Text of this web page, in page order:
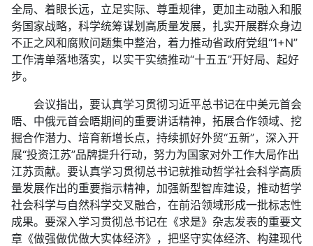
全局、着眼长远，立足实际、尊重规律，更加主动融入和服
务国家战略，科学统筹谋划高质量发展，扎实开展群众身边
不正之风和腐败问题集中整治，着力推动省政府党组“1+N”
工作清单落地落实，以实干实绩推动“十五五”开好局、起好
步。
会议指出，要认真学习贯彻习近平总书记在中美元首会
晤、中俄元首会晤期间的重要讲话精神，拓展合作领域、挖
掘合作潜力、培育新增长点，持续抓好外贸“五新”，深入开
展“投资江苏”品牌提升行动，努力为国家对外工作大局作出
江苏贡献。要认真学习贯彻总书记就推动哲学社会科学高质
量发展作出的重要指示精神，加强新型智库建设，推动哲学
社会科学与自然科学交叉融合，在前沿领域形成一批标志性
成果。要深入学习贯彻总书记在《求是》杂志发表的重要文
章《做强做优做大实体经济》，把坚守实体经济、构建现代